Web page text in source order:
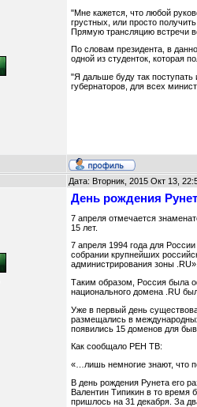
"Мне кажется, что любой
грустных, или просто
Прямую трансляцию встречи
По словам президента, в
одной из студенток, которая
"Я дальше буду так поступать
губернаторов, для всех
Дата: Вторник, 2015 Окт 13,
День рождения
7 апреля отмечается
15 лет.
7 апреля 1994 года для
собрании крупнейших
администрирования зоны .RU».
Таким образом, Россия была
национального домена .RU
Уже в первый день
размещались в
появились 15 доменов для
Как сообщало РЕН ТВ:
«…лишь немногие знают, что
В день рождения Рунета его
Валентин Типикин в то время
пришлось на 31 декабря. За